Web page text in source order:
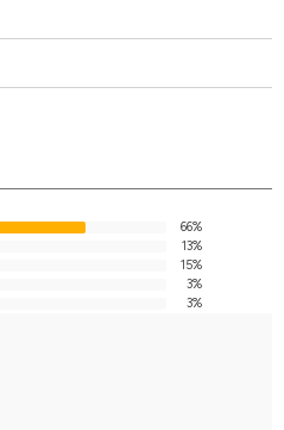
66%
13%
15%
3%
3%